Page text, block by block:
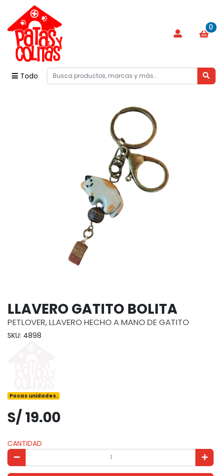
Todo
0
LLAVERO GATITO BOLITA
PETLOVER, LLAVERO HECHO A MANO DE GATITO
SKU: 4898
Pocas unidades.
S/ 19.00
CANTIDAD